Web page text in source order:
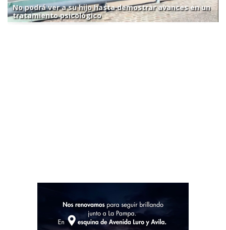
No podrá ver a su hijo hasta demostrar avances en un
tratamiento psicológico